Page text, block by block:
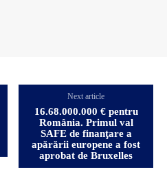
Next article
16.68.000.000 € pentru
România. Primul val
SAFE de finanţare a
apărării europene a fost
aprobat de Bruxelles